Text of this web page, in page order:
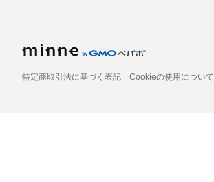
特定商取引法に基づく表記 Cookieの使用について